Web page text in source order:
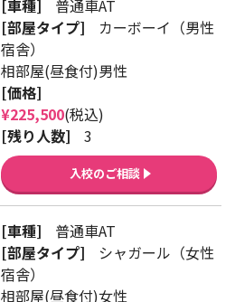
[車種]
普通車AT
[部屋タイプ]
カーボーイ（男性
宿舎）
相部屋(昼食付)男性
[価格]
¥225,500(税込)
[残り人数]
3
入校のご相談
[車種]
普通車AT
[部屋タイプ]
シャガール（女性
宿舎）
相部屋(昼食付)女性